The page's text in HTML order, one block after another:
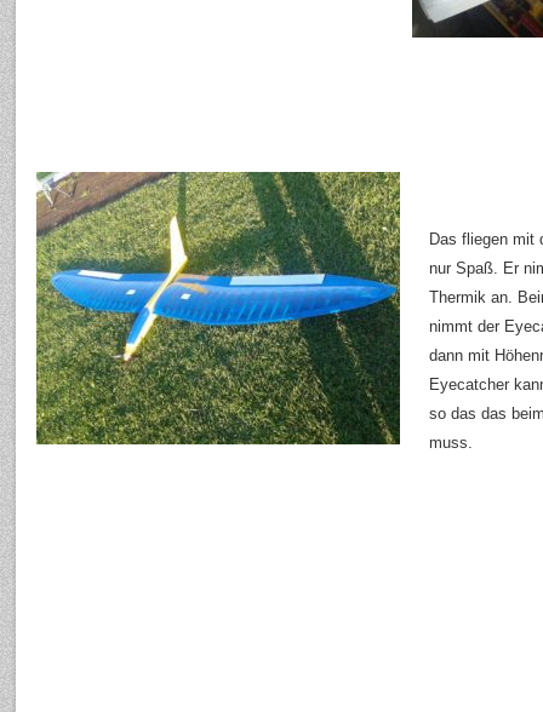
Das fliegen mit
nur Spaß. Er
Thermik an.
nimmt der
dann mit
Eyecatcher
so das das
muss.